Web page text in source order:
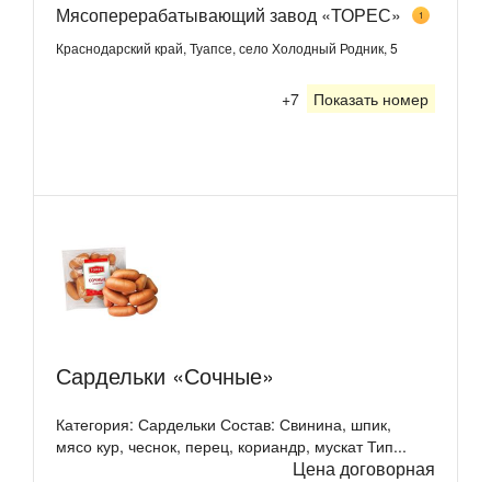
Мясоперерабатывающий завод «ТОРЕС» 1
Краснодарский край, Туапсе, село Холодный Родник, 5
+7 Показать номер
Сардельки «Сочные»
Категория: Сардельки Состав: Свинина, шпик,
мясо кур, чеснок, перец, кориандр, мускат Тип...
Цена договорная